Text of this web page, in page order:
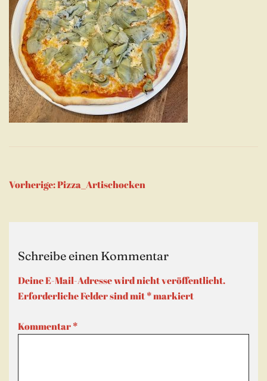
Beitragsnavigation
Vorherige:Pizza_Artischocken
Schreibe einen Kommentar
Deine E-Mail-Adresse wird nicht veröffentlicht.
Erforderliche Felder sind mit*markiert
Kommentar*